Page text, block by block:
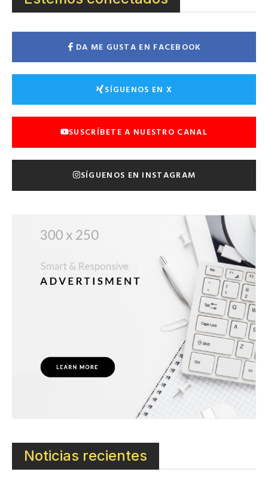
DA ME GUSTA EN FACEBOOK
SÍGUENOS EN X
SUSCRÍBETE A NUESTRO CANAL
SÍGUENOS EN INSTAGRAM
Noticias recientes